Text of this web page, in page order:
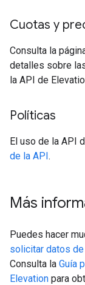
Cuotas y
Consulta la
detalles sobre
la API de
Políticas
El uso de la API
de la API.
Más
Puedes hacer
solicitar datos
Consulta la Guía
Elevation para